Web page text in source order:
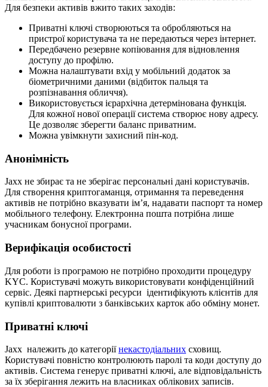
Для безпеки активів вжито таких заходів:
Приватні ключі створюються та обробляються на
пристрої користувача та не передаються через інтернет.
Передбачено резервне копіювання для відновлення
доступу до профілю.
Можна налаштувати вхід у мобільний додаток за
біометричними даними (відбиток пальця та
розпізнавання обличчя).
Використовується ієрархічна детермінована функція.
Для кожної нової операції система створює нову адресу.
Це дозволяє зберегти баланс приватним.
Можна увімкнути захисний пін-код.
Анонімність
Jaxx не збирає та не зберігає персональні дані користувачів.
Для створення криптогаманця, отримання та переведення
активів не потрібно вказувати ім’я, надавати паспорт та номер
мобільного телефону. Електронна пошта потрібна лише
учасникам бонусної програми.
Верифікація особистості
Для роботи із програмою не потрібно проходити процедуру
KYC. Користувачі можуть використовувати конфіденційний
сервіс. Деякі партнерські ресурси ідентифікують клієнтів для
купівлі криптовалюти з банківських карток або обміну монет.
Приватні ключі
Jaxx належить до категоріїнекастодіальних сховищ.
Користувачі повністю контролюють паролі та коди доступу до
активів. Система генерує приватні ключі, але відповідальність
за їх зберігання лежить на власниках облікових записів.